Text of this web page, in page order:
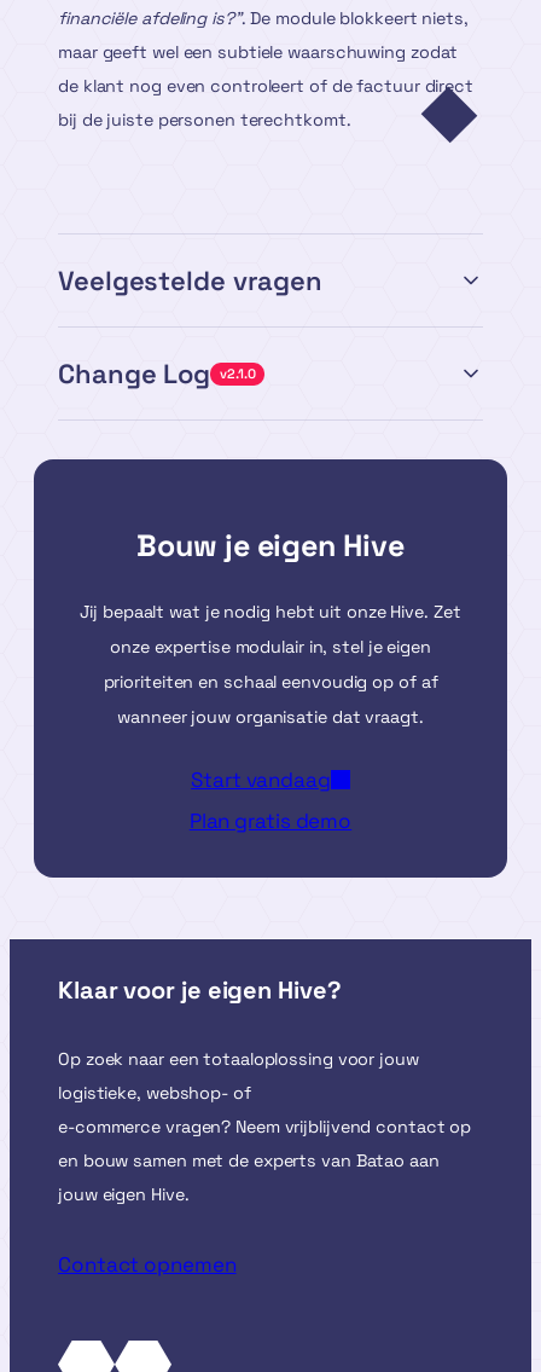
financiële afdeling is?”. De module blokkeert niets,
maar geeft wel een subtiele waarschuwing zodat
de klant nog even controleert of de factuur direct
bij de juiste personen terechtkomt.
Veelgestelde vragen
Change Log v2.1.0
Bouw je eigen Hive
Jij bepaalt wat je nodig hebt uit onze Hive. Zet
onze expertise modulair in, stel je eigen
prioriteiten en schaal eenvoudig op of af
wanneer jouw organisatie dat vraagt.
Start vandaag
Plan gratis demo
Klaar voor je eigen Hive?
Op zoek naar een totaaloplossing voor jouw
logistieke, webshop- of
e-commerce vragen? Neem vrijblijvend contact op
en bouw samen met de experts van Batao aan
jouw eigen Hive.
Contact opnemen